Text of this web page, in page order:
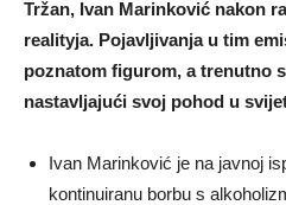
Tržan, Ivan Marinković nakon
realityja. Pojavljivanja u tim
poznatom figurom, a trenutno
nastavljajući svoj pohod u
Ivan Marinković je na javnoj
kontinuiranu borbu s